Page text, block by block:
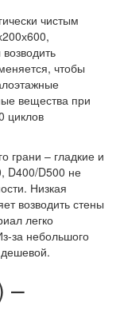
чистым
чтобы
вещества при
циклов
грани – гладкие и
D400/D500 не
Низкая
возводить стены
легко
за небольшого
дешевой.
–